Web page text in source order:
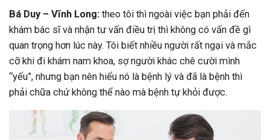
Bá Duy – Vĩnh Long: theo tôi thì ngoài việc bạn phải đến
khám bác sĩ và nhận tư vấn điều trị thì không có vấn đề gì
quan trọng hơn lúc này. Tôi biết nhiều người rất ngại và mắc
cỡ khi đi khám nam khoa, sợ người khác chê cười mình
“yếu”, nhưng bạn nên hiểu nó là bệnh lý và đã là bệnh thì
phải chữa chứ không thể nào mà bệnh tự khỏi được.